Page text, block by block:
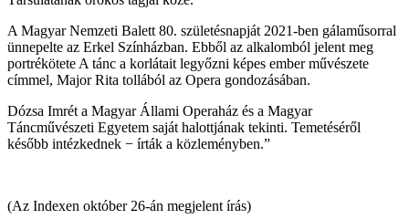
A Magyar Nemzeti Balett 80. születésnapját 2021-ben gálaműsorral
ünnepelte az Erkel Színházban. Ebből az alkalomból jelent meg
portrékötete A tánc a korlátait legyőzni képes ember művészete
címmel, Major Rita tollából az Opera gondozásában.
Dózsa Imrét a Magyar Állami Operaház és a Magyar
Táncművészeti Egyetem saját halottjának tekinti. Temetéséről
később intézkednek − írták a közleményben.”
(Az Indexen október 26-án megjelent írás)